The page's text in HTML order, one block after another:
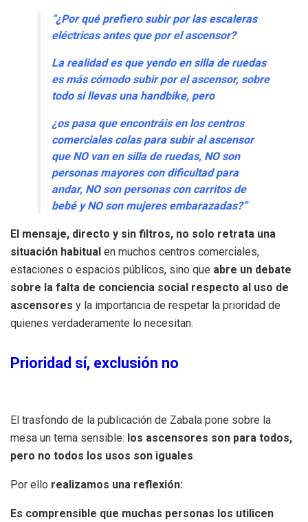
“¿Por qué prefiero subir por las escaleras
eléctricas antes que por el ascensor?
La realidad es que yendo en silla de ruedas
es más cómodo subir por el ascensor, sobre
todo si llevas una handbike, pero
¿os pasa que encontráis en los centros
comerciales colas para subir al ascensor
que NO van en silla de ruedas, NO son
personas mayores con dificultad para
andar, NO son personas con carritos de
bebé y NO son mujeres embarazadas?”
El mensaje, directo y sin filtros, no solo retrata una
situación habitual en muchos centros comerciales,
estaciones o espacios públicos, sino que abre un debate
sobre la falta de conciencia social respecto al uso de
ascensores y la importancia de respetar la prioridad de
quienes verdaderamente lo necesitan.
Prioridad sí, exclusión no
El trasfondo de la publicación de Zabala pone sobre la
mesa un tema sensible: los ascensores son para todos,
pero no todos los usos son iguales.
Por ello realizamos una reflexión:
Es comprensible que muchas personas los utilicen